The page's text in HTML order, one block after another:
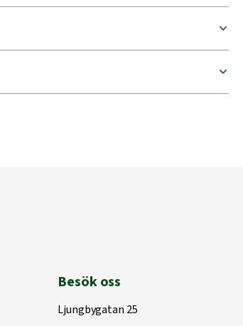
Besök oss
Ljungbygatan 25